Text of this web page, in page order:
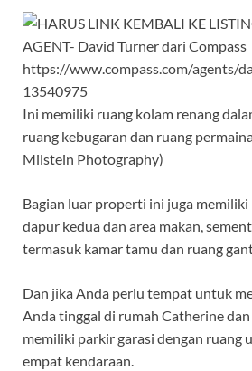
Ini memiliki ruang kolam renang
ruang kebugaran dan ruang
Milstein Photography)
Bagian luar properti ini juga memiliki
dapur kedua dan area makan,
termasuk kamar tamu dan ruang
Dan jika Anda perlu tempat untuk
Anda tinggal di rumah Catherine
memiliki parkir garasi dengan ruang
empat kendaraan.